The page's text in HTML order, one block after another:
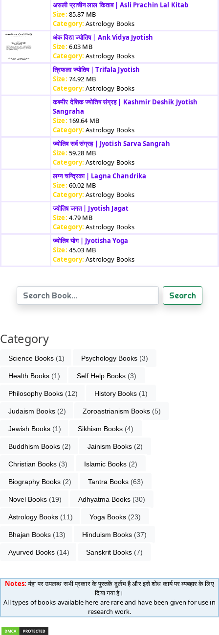
असली प्राचीन लाल किताब | Asli Prachin Lal Kitab
Size: 85.87 MB
Category:Astrology Books
अंक विद्या ज्योतिष | Ank Vidya Jyotish
Size: 6.03 MB
Category:Astrology Books
त्रिफला ज्योतिष | Trifala Jyotish
Size: 74.92 MB
Category:Astrology Books
कश्मीर देशिक ज्योतिष संग्रह | Kashmir Deshik Jyotish
Sangraha
Size: 169.64 MB
Category:Astrology Books
ज्योतिष सर्व संग्रह | Jyotish Sarva Sangrah
Size: 59.28 MB
Category:Astrology Books
लग्न चन्द्रिका | Lagna Chandrika
Size: 60.02 MB
Category:Astrology Books
ज्योतिष जगत | Jyotish Jagat
Size: 4.79 MB
Category:Astrology Books
ज्योतिष योग | Jyotisha Yoga
Size: 45.03 MB
Category:Astrology Books
Search
Category
Science Books (1) Psychology Books (3)
Health Books (1) Self Help Books (3)
Philosophy Books (12) History Books (1)
Judaism Books (2) Zoroastrianism Books (5)
Jewish Books (1) Sikhism Books (4)
Buddhism Books (2) Jainism Books (2)
Christian Books (3) Islamic Books (2)
Biography Books (2) Tantra Books (63)
Novel Books (19) Adhyatma Books (30)
Astrology Books (11) Yoga Books (23)
Bhajan Books (13) Hinduism Books (37)
Ayurved Books (14) Sanskrit Books (7)
Notes:यंहा पर उपलब्ध सभी प्रकार के पुस्तकें दुर्लभ है और इसे शोध कार्य पर ब्यबहार के लिए
दिया गया हे।
All types of books available here are rare and have been given for use in
research work.